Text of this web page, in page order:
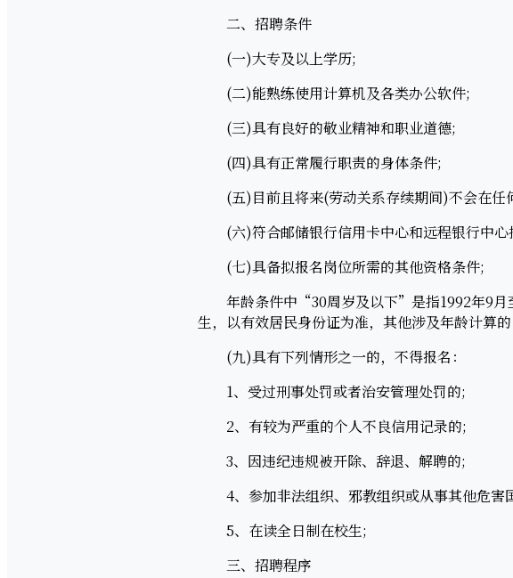
二、招聘条件
(一)大专及以上学历;
(二)能熟练使用计算机及各类办公软件;
(三)具有良好的敬业精神和职业道德;
(四)具有正常履行职责的身体条件;
(五)目前且将来(劳动关系存续期间)不会在任
(六)符合邮储银行信用卡中心和远程银行中心
(七)具备拟报名岗位所需的其他资格条件;
年龄条件中“30周岁及以下”是指1992年9月
生，以有效居民身份证为准，其他涉及年龄计算
(九)具有下列情形之一的，不得报名：
1、受过刑事处罚或者治安管理处罚的;
2、有较为严重的个人不良信用记录的;
3、因违纪违规被开除、辞退、解聘的;
4、参加非法组织、邪教组织或从事其他危害
5、在读全日制在校生;
三、招聘程序